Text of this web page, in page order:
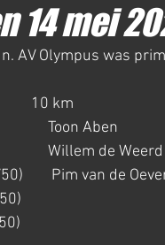
14 mei
AV Olympus was
10 km
Toon Aben
Willem de
Pim van de